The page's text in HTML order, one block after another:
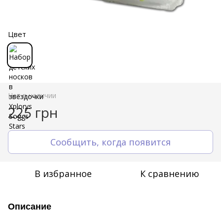
Цвет
Нет в наличии
225 грн
Сообщить, когда появится
В избранное К сравнению
Описание